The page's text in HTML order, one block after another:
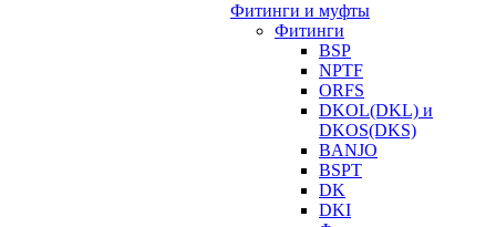
Фитинги и муфты
Фитинги
BSP
NPTF
ORFS
DKOL(DKL) и
DKOS(DKS)
BANJO
BSPT
DK
DKI